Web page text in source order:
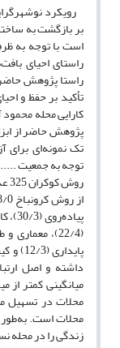
رویکرد
بر بازگشت به
است با توجه به
راستای احیای
راستا پژوهش حاضر
تأکید بر حفظ و
کارایی محله محمود
پژوهش حاضر از
تک نمونه‌ای برای
توجه به جمعیت .....
محلات در تسهیل
محلات است. به‌طور
زندگی را در محله نسبتاً مطلوب